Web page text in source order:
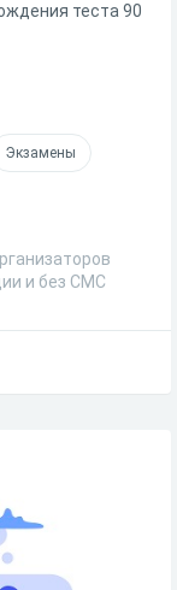
теста 90
Экзамены
и без СМС